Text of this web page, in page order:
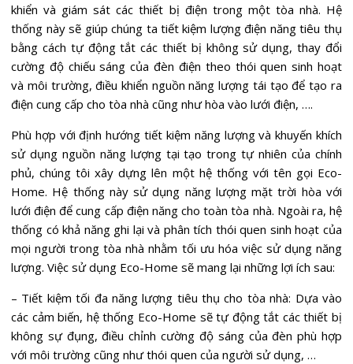
khiển và giám sát các thiết bị điện trong một tòa nhà. Hệ
thống này sẽ giúp chúng ta tiết kiệm lượng điện năng tiêu thụ
bằng cách tự động tắt các thiết bị không sử dụng, thay đổi
cường độ chiếu sáng của đèn điện theo thói quen sinh hoạt
và môi trường, điều khiển nguồn năng lượng tái tạo để tạo ra
điện cung cấp cho tòa nhà cũng như hòa vào lưới điện, ….
Phù hợp với định hướng tiết kiệm năng lượng và khuyến khích
sử dụng nguồn năng lượng tại tạo trong tự nhiên của chính
phủ, chúng tôi xây dựng lên một hệ thống với tên gọi Eco-
Home. Hệ thống này sử dụng năng lượng mặt trời hòa với
lưới điện để cung cấp điện năng cho toàn tòa nhà. Ngoài ra, hệ
thống có khả năng ghi lại và phân tích thói quen sinh hoạt của
mọi người trong tòa nhà nhằm tối ưu hóa việc sử dụng năng
lượng. Việc sử dụng Eco-Home sẽ mang lại những lợi ích sau:
– Tiết kiệm tối đa năng lượng tiêu thụ cho tòa nhà: Dựa vào
các cảm biến, hệ thống Eco-Home sẽ tự động tắt các thiết bị
không sự đụng, điều chỉnh cường độ sáng của đèn phù hợp
với môi trường cũng như thói quen của người sử dụng, …